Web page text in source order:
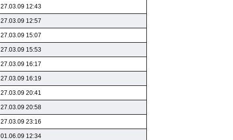
27.03.09 12:43
27.03.09 12:57
27.03.09 15:07
27.03.09 15:53
27.03.09 16:17
27.03.09 16:19
27.03.09 20:41
27.03.09 20:58
27.03.09 23:16
01.06.09 12:34